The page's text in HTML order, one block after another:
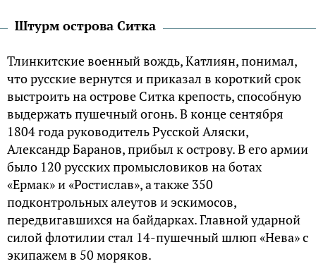
Штурм острова Ситка
Тлинкитские военный вождь, Катлиян, понимал,
что русские вернутся и приказал в короткий срок
выстроить на острове Ситка крепость, способную
выдержать пушечный огонь. В конце сентября
1804 года руководитель Русской Аляски,
Александр Баранов, прибыл к острову. В его армии
было 120 русских промысловиков на ботах
«Ермак» и «Ростислав», а также 350
подконтрольных алеутов и эскимосов,
передвигавшихся на байдарках. Главной ударной
силой флотилии стал 14-пушечный шлюп «Нева» с
экипажем в 50 моряков.